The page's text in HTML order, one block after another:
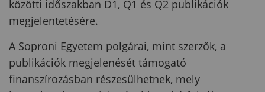
közötti időszakban D1, Q1 és Q2 publikációk
megjelentetésére.
A Soproni Egyetem polgárai, mint szerzők, a
publikációk megjelenését támogató
finanszírozásban részesülhetnek, mely